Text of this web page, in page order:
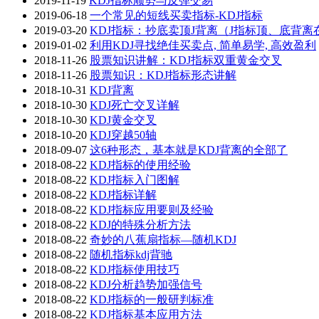
2019-06-18 一个常见的短线买卖指标-KDJ指标
2019-03-20 KDJ指标：抄底卖顶J背离（J指标顶、底背离
2019-01-02 利用KDJ寻找绝佳买卖点, 简单易学, 高效盈利
2018-11-26 股票知识讲解：KDJ指标双重黄金交叉
2018-11-26 股票知识：KDJ指标形态讲解
2018-10-31 KDJ背离
2018-10-30 KDJ死亡交叉详解
2018-10-30 KDJ黄金交叉
2018-10-20 KDJ穿越50轴
2018-09-07 这6种形态，基本就是KDJ背离的全部了
2018-08-22 KDJ指标的使用经验
2018-08-22 KDJ指标入门图解
2018-08-22 KDJ指标详解
2018-08-22 KDJ指标应用要则及经验
2018-08-22 KDJ的特殊分析方法
2018-08-22 奇妙的八蕉扇指标—随机KDJ
2018-08-22 随机指标kdj背驰
2018-08-22 KDJ指标使用技巧
2018-08-22 KDJ分析趋势加强信号
2018-08-22 KDJ指标的一般研判标准
2018-08-22 KDJ指标基本应用方法